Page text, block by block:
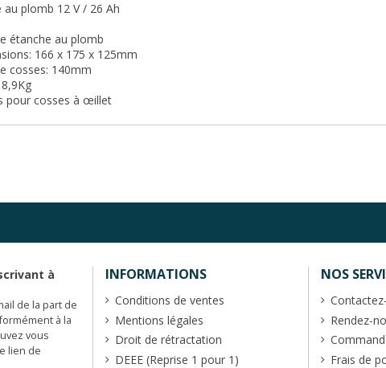
au plomb 12 V / 26 Ah
étanche au plomb
166 x 175 x 125mm
cosses: 140mm
pour cosses à œillet
à
de la part de
à la
vous
lien de
INFORMATIONS
Conditions de ventes
Mentions légales
Droit de rétractation
DEEE (Reprise 1 pour 1)
NOS
Rendez-
Frais de